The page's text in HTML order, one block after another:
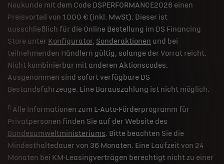
Neukunde mit dem Code DSPERFORMANCE2026 einen
Preisvorteil von 1.000 € (inkl. MwSt). Dieser ist
ausschließlich für die Online Bestellung im DS Financing
Store unter Konfigurator, Sonderaktionen und bei
teilnehmenden Händlern gültig, solange der Vorrat reicht.
Nicht kombinierbar mit anderen Aktionscodes.
Ausgenommen sind sofort verfügbare DS
Bestandsfahrzeuge. Eine Barauszahlung ist nicht möglich.
c Alle Informationen zum E-Auto-Förderprogramm für
Privatpersonen finden Sie auf der Website des
Bundesumweltministeriums. Bitte beachten Sie die
Mindesthaltedauer von 36 Monaten. Eine Laufzeit von 24
Monaten bei KM-Leasingverträgen berechtigt nicht zu einer